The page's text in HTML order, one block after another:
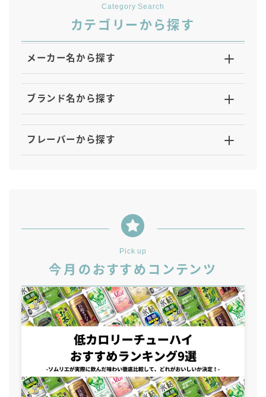
ザ・カクテルクラフト
Slat(すらっと）
月庵
クリアクーラー
FRUITZER (フルーツァー）
サッポロ
三ツ星グレフルサワー
99.99（フォーナイン）
愛のスコールホワイトサワー
WATER SOUR(ウォーターサワ)
宝酒造
タカラCANチューハイ
宝焼酎のお茶割りシリーズ
寶「丸おろし」
極上レモンサワー
極上フルーツサワー
すみか
Category Search
カテゴリーから探す
メーカー名から探す
ブランド名から探す
フレーバーから探す
Pick up
今月のおすすめコンテンツ